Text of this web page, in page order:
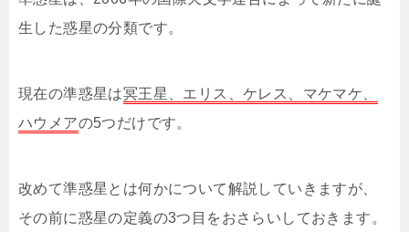
生した惑星の分類です。
現在の準惑星は冥王星、エリス、ケレス、マケマケ、
ハウメアの5つだけです。
改めて準惑星とは何かについて解説していきますが、
その前に惑星の定義の3つ目をおさらいしておきます。